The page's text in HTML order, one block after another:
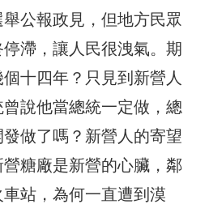
公報政見，但地方民眾
滯，讓人民很洩氣。期
十四年？只見到新營人
說他當總統一定做，總
做了嗎？新營人的寄望
糖廠是新營的心臟，鄰
站，為何一直遭到漠